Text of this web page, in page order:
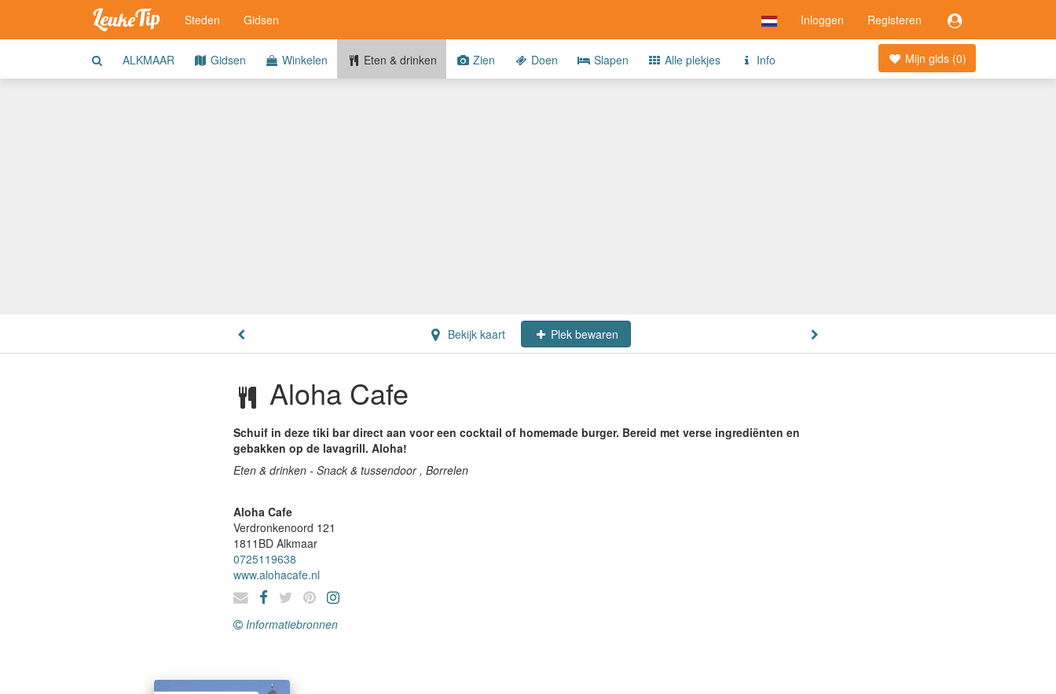
Inloggen Registeren
Steden Gidsen
Mijn gids (0)
ALKMAAR Gidsen Winkelen Eten & drinken Zien Doen Slapen Alle plekjes Info
Bekijk kaart Plek bewaren
Aloha Cafe
Schuif in deze tiki bar direct aan voor een cocktail of homemade burger. Bereid met verse ingrediënten en
gebakken op de lavagrill. Aloha!
Eten & drinken - Snack & tussendoor , Borrelen
Aloha Cafe
Verdronkenoord 121
1811BD Alkmaar
0725119638
www.alohacafe.nl
Informatiebronnen